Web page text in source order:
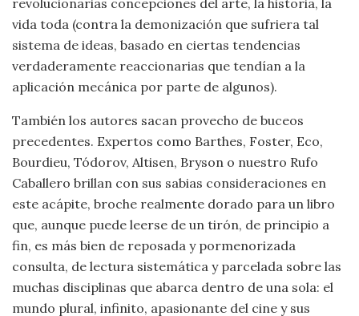
vida toda (contra la demonización que sufriera tal
sistema de ideas, basado en ciertas tendencias
verdaderamente reaccionarias que tendían a la
aplicación mecánica por parte de algunos).
También los autores sacan provecho de buceos
precedentes. Expertos como Barthes, Foster, Eco,
Bourdieu, Tódorov, Altisen, Bryson o nuestro Rufo
Caballero brillan con sus sabias consideraciones en
este acápite, broche realmente dorado para un libro
que, aunque puede leerse de un tirón, de principio a
fin, es más bien de reposada y pormenorizada
consulta, de lectura sistemática y parcelada sobre las
muchas disciplinas que abarca dentro de una sola: el
mundo plural, infinito, apasionante del cine y sus